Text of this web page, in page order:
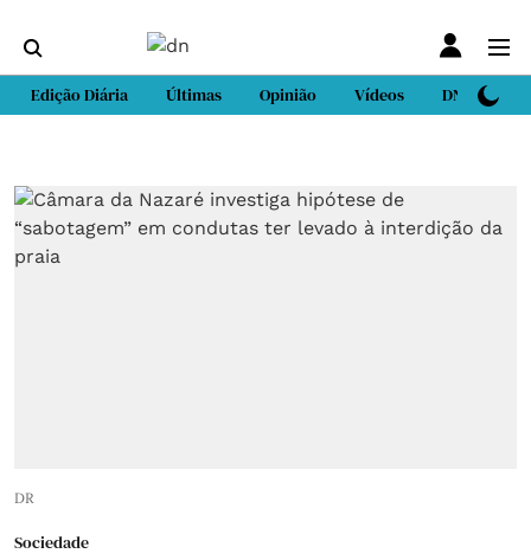
Edição Diária Últimas Opinião Vídeos DN Sport
DR
Sociedade